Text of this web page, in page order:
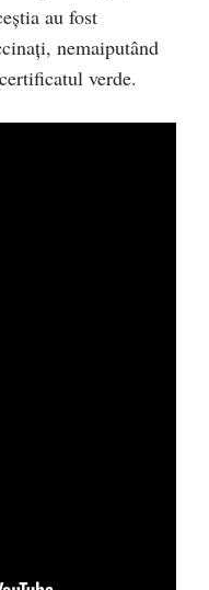
au fost
nemaiputând
verde.